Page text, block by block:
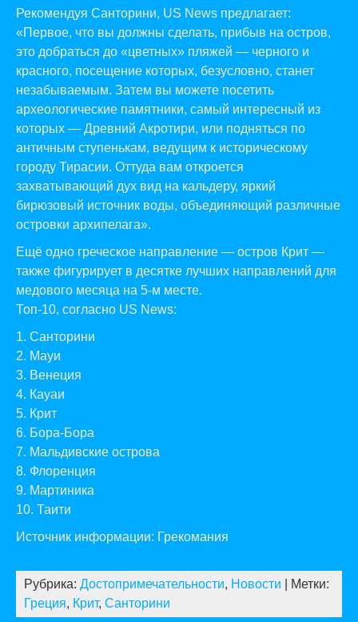
Рекомендуя Санторини, US News предлагает:
«Первое, что вы должны сделать, прибыв на остров,
это добраться до «цветных» пляжей — черного и
красного, посещение которых, безусловно, станет
незабываемым. Затем вы можете посетить
археологические памятники, самый интересный из
которых — Древний Акротири, или подняться по
античным ступенькам, ведущим к историческому
городу Тирасии. Оттуда вам откроется
захватывающий дух вид на кальдеру, яркий
бирюзовый источник воды, объединяющий различные
островки архипелага».
Ещё одно греческое направление — остров Крит —
также фигурирует в десятке лучших направлений для
медового месяца на 5-м месте.
Топ-10, согласно US News:
1. Санторини
2. Мауи
3. Венеция
4. Кауаи
5. Крит
6. Бора-Бора
7. Мальдивские острова
8. Флоренция
9. Мартиника
10. Таити
Источник информации: Грекомания
Рубрика: Достопримечательности, Новости | Метки:
Греция, Крит, Санторини